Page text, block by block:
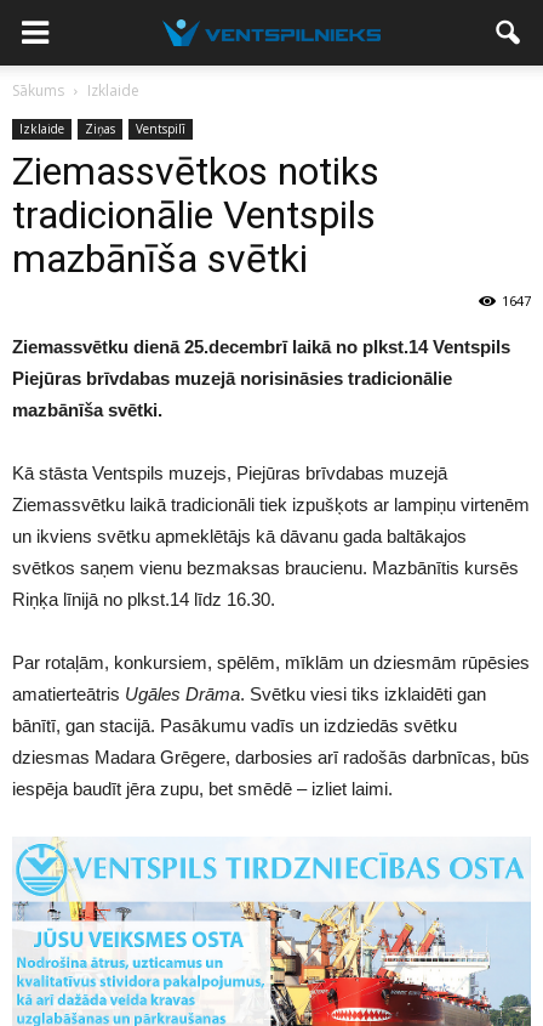
Sākums Izklaide
Izklaide Ziņas Ventspilī
Ziemassvētkos notiks
tradicionālie Ventspils
mazbānīša svētki
1647
Ziemassvētku dienā 25.decembrī laikā no plkst.14 Ventspils
Piejūras brīvdabas muzejā norisināsies tradicionālie
mazbānīša svētki.
Kā stāsta Ventspils muzejs, Piejūras brīvdabas muzejā
Ziemassvētku laikā tradicionāli tiek izpušķots ar lampiņu virtenēm
un ikviens svētku apmeklētājs kā dāvanu gada baltākajos
svētkos saņem vienu bezmaksas braucienu. Mazbānītis kursēs
Riņķa līnijā no plkst.14 līdz 16.30.
Par rotaļām, konkursiem, spēlēm, mīklām un dziesmām rūpēsies
amatierteātris Ugāles Drāma. Svētku viesi tiks izklaidēti gan
bānītī, gan stacijā. Pasākumu vadīs un izdziedās svētku
dziesmas Madara Grēgere, darbosies arī radošās darbnīcas, būs
iespēja baudīt jēra zupu, bet smēdē – izliet laimi.